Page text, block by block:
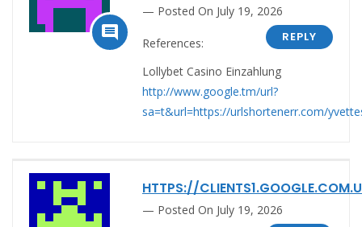

Posted On July 19, 2026
REPLY
References:
Lollybet Casino Einzahlung
http://www.google.tm/url?
sa=t&url=https://urlshortenerr.com/
HTTPS://
Posted On July 19, 2026